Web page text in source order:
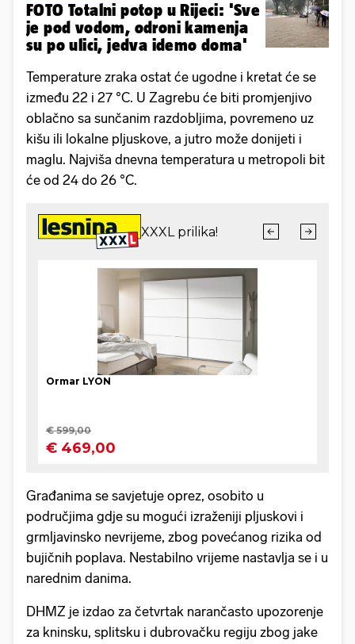
FOTO Totalni potop u Rijeci: 'Sve
je pod vodom, odroni kamenja
su po ulici, jedva idemo doma'
Temperature zraka ostat će ugodne i kretat će se
između 22 i 27 °C. U Zagrebu će biti promjenjivo
oblačno sa sunčanim razdobljima, povremeno uz
kišu ili lokalne pljuskove, a jutro može donijeti i
maglu. Najviša dnevna temperatura u metropoli bit
će od 24 do 26 °C.
Građanima se savjetuje oprez, osobito u
područjima gdje su mogući izraženiji pljuskovi i
grmljavinsko nevrijeme, zbog povećanog rizika od
bujičnih poplava. Nestabilno vrijeme nastavlja se i u
narednim danima.
DHMZ je izdao za četvrtak narančasto upozorenje
za kninsku, splitsku i dubrovačku regiju zbog jake